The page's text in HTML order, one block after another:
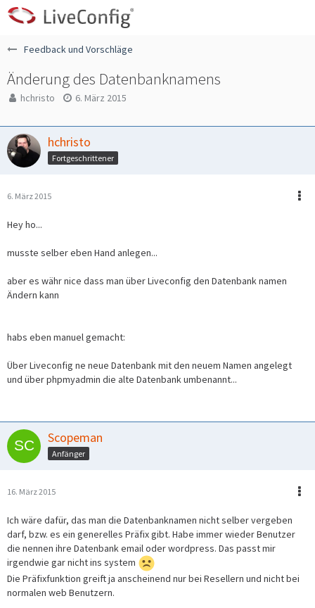
Feedback und Vorschläge
Änderung des Datenbanknamens
hchristo 6. März 2015
hchristo
Fortgeschrittener
6. März 2015
Hey ho...
musste selber eben Hand anlegen...
aber es währ nice dass man über Liveconfig den Datenbank namen
Ändern kann
habs eben manuel gemacht:
Über Liveconfig ne neue Datenbank mit den neuem Namen angelegt
und über phpmyadmin die alte Datenbank umbenannt...
Scopeman
Anfänger
16. März 2015
Ich wäre dafür, das man die Datenbanknamen nicht selber vergeben
darf, bzw. es ein generelles Präfix gibt. Habe immer wieder Benutzer
die nennen ihre Datenbank email oder wordpress. Das passt mir
irgendwie gar nicht ins system
Die Präfixfunktion greift ja anscheinend nur bei Resellern und nicht bei
normalen web Benutzern.